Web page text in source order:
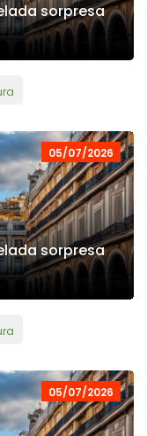
sorpresa
05/07/2026
sorpresa
05/07/2026